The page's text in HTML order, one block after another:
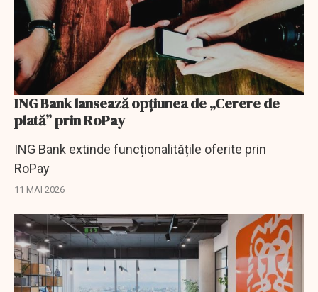
ING Bank lansează opțiunea de „Cerere de
plată” prin RoPay
ING Bank extinde funcționalitățile oferite prin
RoPay
11 MAI 2026